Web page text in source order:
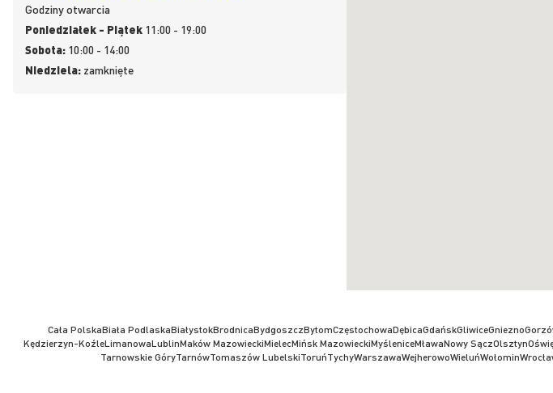
Godziny otwarcia
Poniedziałek - Piątek 11:00 - 19:00
Sobota: 10:00 - 14:00
Niedziela: zamknięte
Cała PolskaBiała PodlaskaBiałystokBrodnicaBydgoszczBytomCzęstochowaDębicaGdańskGliwiceGniezno
Kędzierzyn-KoźleLimanowaLublinMaków MazowieckiMielecMińsk MazowieckiMyśleniceMławaNowy SączOlsztyn
Tarnowskie GóryTarnówTomaszów LubelskiToruńTychyWarszawaWejherowoWieluńWołomin